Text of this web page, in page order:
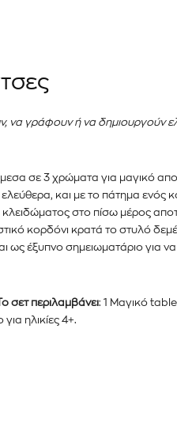
μηνύματα. Οι
να γράφουν ή να δημιουργούν
σε 3 χρώματα για μαγικό
και με το πάτημα ενός
στο πίσω μέρος
κορδόνι κρατά το στυλό
ως έξυπνο σημειωματάριο για
σετ περιλαμβάνει: 1 Μαγικό
ηλικίες 4+.